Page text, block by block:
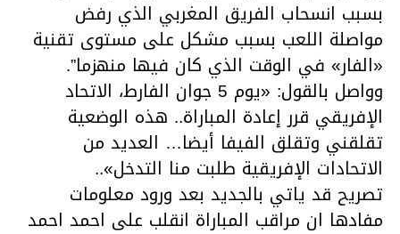
بسبب انسحاب الفريق المغربي الذي رفض
مواصلة اللعب بسبب مشكل على مستوى تقنية
«الفار» في الوقت الذي كان فيها منهزما”.
وواصل بالقول: «يوم 5 جوان الفارط، الاتحاد
الإفريقي قرر إعادة المباراة.. هذه الوضعية
تقلقني وتقلق الفيفا أيضا… العديد من
الاتحادات الإفريقية طلبت منا التدخل»..
تصريح قد ياتي بالجديد بعد ورود معلومات
مفادها ان مراقب المباراة انقلب على احمد احمد